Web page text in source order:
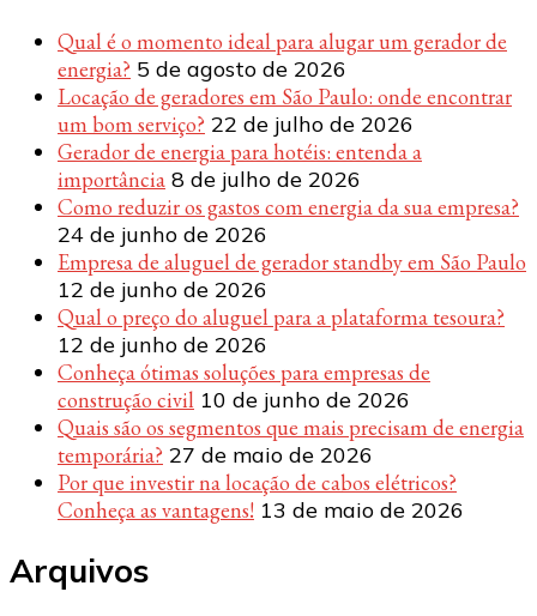
Qual é o momento ideal para alugar um gerador de
energia? 5 de agosto de 2026
Locação de geradores em São Paulo: onde encontrar
um bom serviço? 22 de julho de 2026
Gerador de energia para hotéis: entenda a
importância 8 de julho de 2026
Como reduzir os gastos com energia da sua empresa?
24 de junho de 2026
Empresa de aluguel de gerador standby em São Paulo
12 de junho de 2026
Qual o preço do aluguel para a plataforma tesoura?
12 de junho de 2026
Conheça ótimas soluções para empresas de
construção civil 10 de junho de 2026
Quais são os segmentos que mais precisam de energia
temporária? 27 de maio de 2026
Por que investir na locação de cabos elétricos?
Conheça as vantagens! 13 de maio de 2026
Arquivos